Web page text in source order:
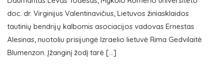
doc. dr. Virginijus Valentinavičius, Lietuvos žiniasklaidos
tautinių bendrijų kalbomis asociacijos vadovas Ernestas
Alesinas, nuotoliu prisijungė Izraelio lietuvė Rima Gedvilaitė
Blumenzon. Įžanginį žodį tarė […]